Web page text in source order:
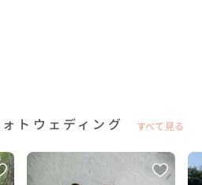
トウェディング すべて見る